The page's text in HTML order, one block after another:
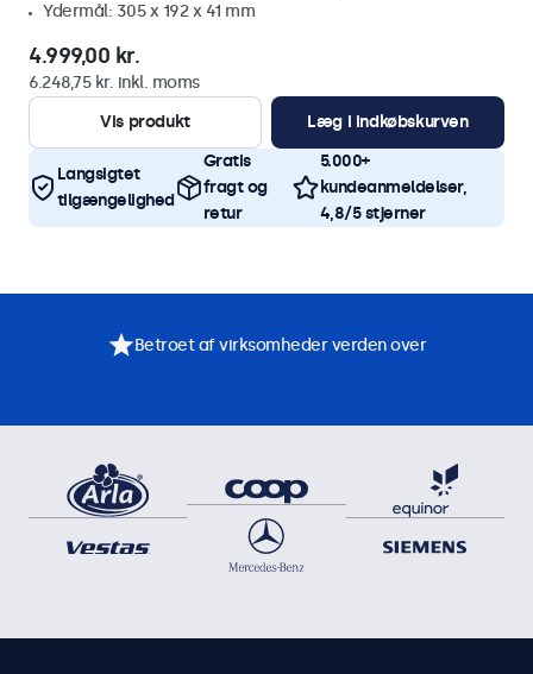
Ydermål: 305 x 192 x 41 mm
4.999,00 kr.
6.248,75 kr. inkl. moms
Vis produkt
Læg i indkøbskurven
Langsigtet
tilgængelighed
Gratis
fragt og
retur
5.000+
kundeanmeldelser,
4,8/5 stjerner
Betroet af virksomheder verden over